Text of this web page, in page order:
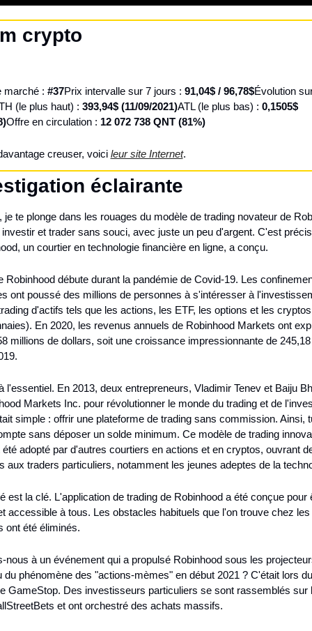
crypto
marché : #37Prix intervalle sur 7 jours : 91,04$ / 96,78$Évolution
(le plus haut) : 393,94$ (11/09/2021)ATL (le plus bas) : 0,1505$
Offre en circulation : 12 072 738 QNT (81%)
creuser, voici leur site Internet.
éclairante
je te plonge dans les rouages du modèle de trading novateur de
et trader sans souci, avec juste un peu d'argent. C'est
un courtier en technologie financière en ligne, a conçu.
Robinhood débute durant la pandémie de Covid-19. Les
ont poussé des millions de personnes à s'intéresser à
d'actifs tels que les actions, les ETF, les options et les cryptos
En 2020, les revenus annuels de Robinhood Markets ont
millions de dollars, soit une croissance impressionnante de
l'essentiel. En 2013, deux entrepreneurs, Vladimir Tenev et Baiju
Markets Inc. pour révolutionner le monde du trading et de
simple : offrir une plateforme de trading sans commission. Ainsi,
sans déposer un solde minimum. Ce modèle de trading
adopté par d'autres courtiers en actions et en cryptos, ouvrant
aux traders particuliers, notamment les jeunes adeptes de la
est la clé. L'application de trading de Robinhood a été conçue pour
accessible à tous. Les obstacles habituels que l'on trouve chez
ont été éliminés.
nous à un événement qui a propulsé Robinhood sous les
du phénomène des "actions-mèmes" en début 2021 ? C'était lors
GameStop. Des investisseurs particuliers se sont rassemblés sur
et ont orchestré des achats massifs.